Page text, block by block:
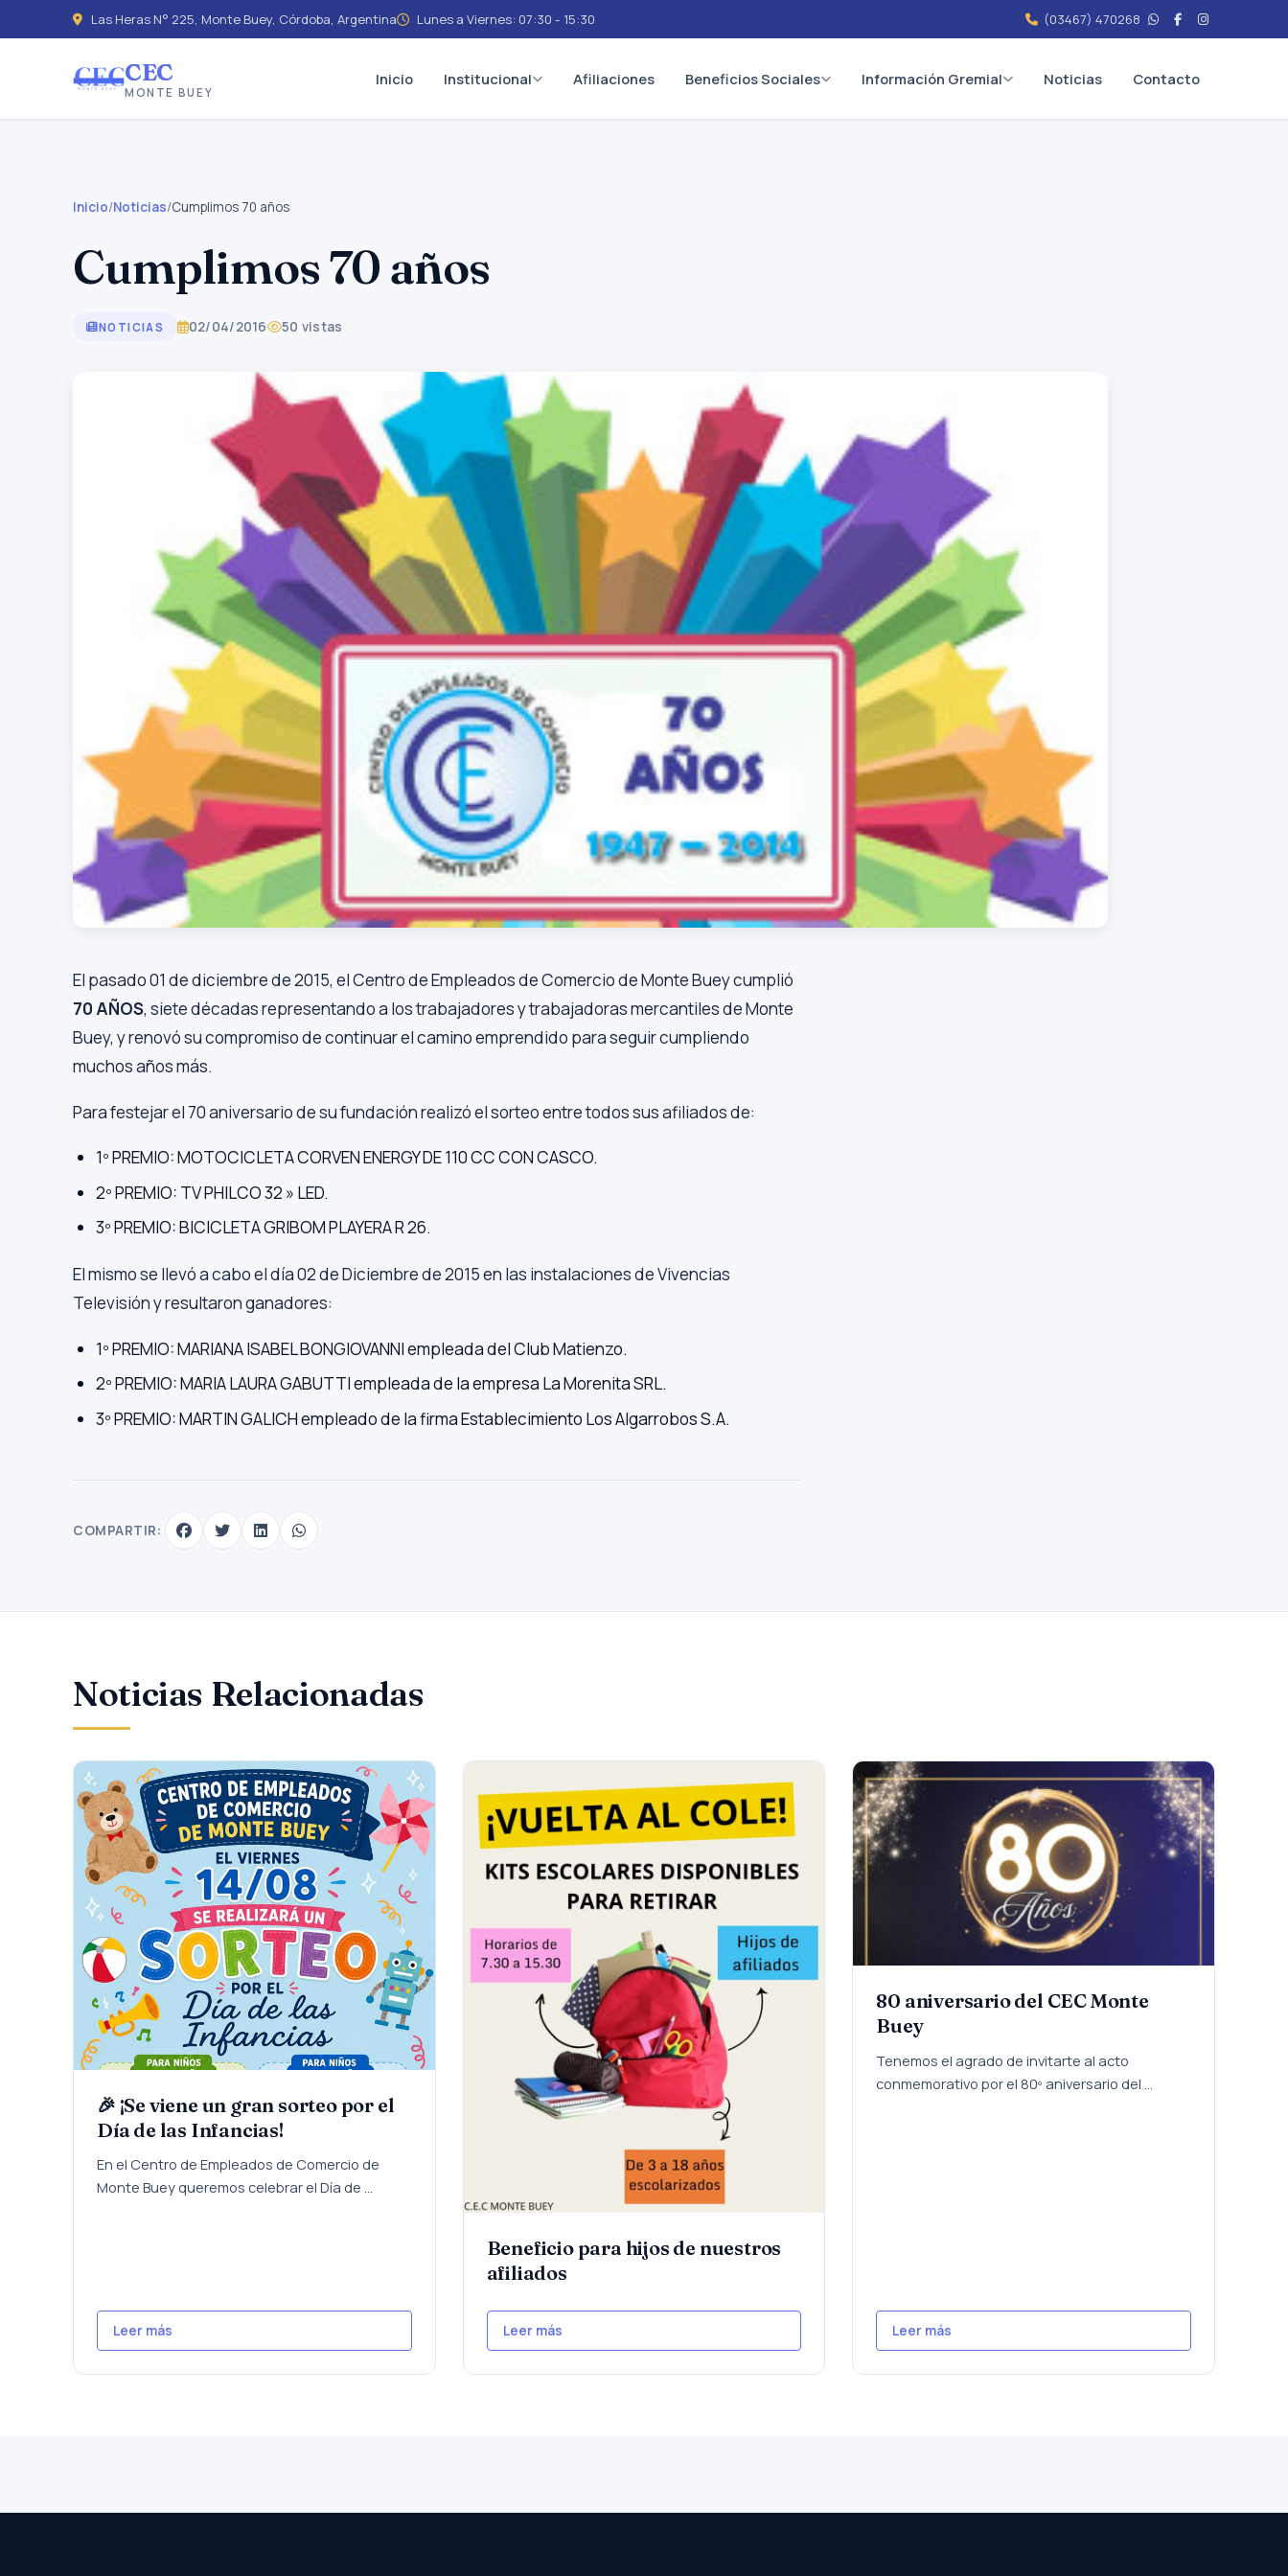
Las Heras N° 225, Monte Buey, Córdoba, Argentina Lunes a Viernes: 07:30 - 15:30 (03467) 470268
CEC
MONTE BUEY
Inicio Institucional Afiliaciones Beneficios Sociales Información Gremial Noticias Contacto
Inicio/Noticias/Cumplimos 70 años
Cumplimos 70 años
NOTICIAS 02/04/2016 50 vistas
El pasado 01 de diciembre de 2015, el Centro de Empleados de Comercio de Monte Buey cumplió
70 AÑOS, siete décadas representando a los trabajadores y trabajadoras mercantiles de Monte
Buey, y renovó su compromiso de continuar el camino emprendido para seguir cumpliendo
muchos años más.
Para festejar el 70 aniversario de su fundación realizó el sorteo entre todos sus afiliados de:
1º PREMIO: MOTOCICLETA CORVEN ENERGY DE 110 CC CON CASCO.
2º PREMIO: TV PHILCO 32 » LED.
3º PREMIO: BICICLETA GRIBOM PLAYERA R 26.
El mismo se llevó a cabo el día 02 de Diciembre de 2015 en las instalaciones de Vivencias
Televisión y resultaron ganadores:
1º PREMIO: MARIANA ISABEL BONGIOVANNI empleada del Club Matienzo.
2º PREMIO: MARIA LAURA GABUTTI empleada de la empresa La Morenita SRL.
3º PREMIO: MARTIN GALICH empleado de la firma Establecimiento Los Algarrobos S.A.
COMPARTIR:
Noticias Relacionadas
🎉 ¡Se viene un gran sorteo por el
Día de las Infancias!
En el Centro de Empleados de Comercio de
Monte Buey queremos celebrar el Día de ...
Leer más
Beneficio para hijos de nuestros
afiliados
Leer más
80 aniversario del CEC Monte
Buey
Tenemos el agrado de invitarte al acto
conmemorativo por el 80º aniversario del ...
Leer más